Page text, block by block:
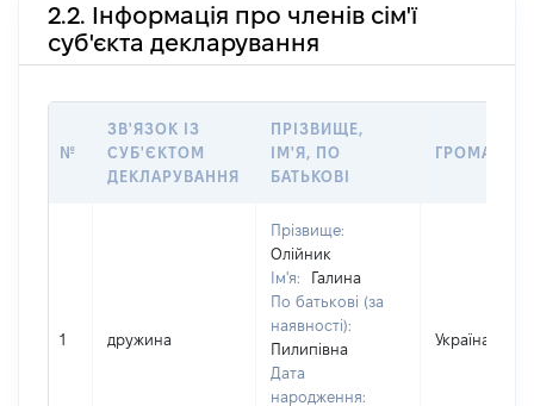
2.2. Інформація про членів сім'ї
суб'єкта декларування
№
ЗВ'ЯЗОК ІЗ
СУБ'ЄКТОМ
ДЕКЛАРУВАННЯ
ПРІЗВИЩЕ,
ІМ'Я, ПО
БАТЬКОВІ
1 дружина
Прізвище:
Олійник
Ім'я:
Галина
По батькові (за
наявності):
Пилипівна
Дата
народження:
Україна